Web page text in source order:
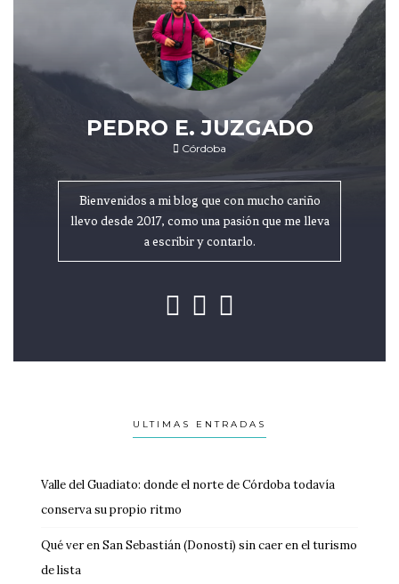
PEDRO E. JUZGADO
Córdoba
Bienvenidos a mi blog que con mucho cariño
llevo desde 2017, como una pasión que me lleva
a escribir y contarlo.
ULTIMAS ENTRADAS
Valle del Guadiato: donde el norte de Córdoba todavía
conserva su propio ritmo
Qué ver en San Sebastián (Donosti) sin caer en el turismo
de lista